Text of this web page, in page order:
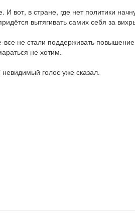
вот, в стране, где нет политики
вытягивать самих себя за
все не стали поддерживать
не хотим.
голос уже сказал.